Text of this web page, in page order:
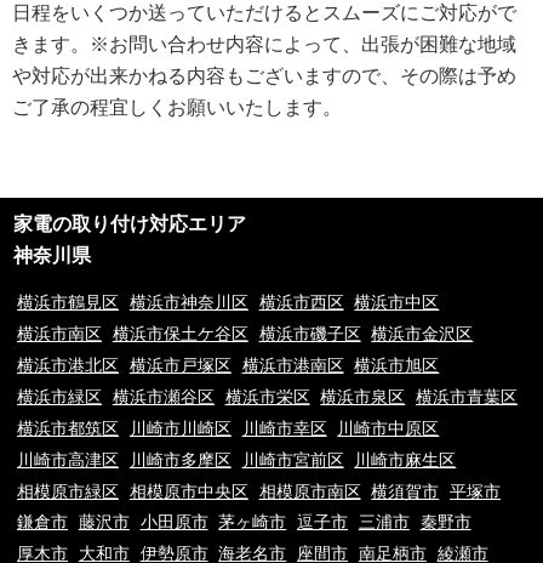
※以上の方針を改定することがあります。その場合、すべての改定は当ウェ
ブページにて通知致します。
ご利用規約
①ご訪問予約後のご訪問前のキャンセルは、キャンセル料5,500円(税込)を
③荒天（大雨・大雪・強風など）の場合は、作業日を変更させていただく場
合もございます。あらかじめご了承下さい。
下見をさせて頂くにあたり下見料として5,500円(税込)を申し受けます。
⑤下見当日に作業が出来ない場合は下見料金5,500円(税込)を申し受けま
す。また下見にお伺いした作業員が承ることが出来ない作業内容と判断した
場合も、5,500円(税込)を申し受けます。
⑥料金提示について、お電話やメッセージでのご案内の料金と現場を拝見さ
ムは一切お受け付けておりません。※現場の環境やお客様のご依頼内容によ
って料金が変動するため
⑦9時00分～20時00分以外の出張をご希望の場合は特別出張料がかかりま
⑧当サイトはお客様に登録業者を紹介するサービスです。
⑨お客様と当サイト登録業者でトラブルになった場合、当サイトは一切責任
日程をいくつか送っていただけるとスムーズにご対応がで
きます。※お問い合わせ内容によって、出張が困難な地域
や対応が出来かねる内容もございますので、その際は予め
ご了承の程宜しくお願いいたします。
家電の取り付け対応エリア
神奈川県
横浜市鶴見区 横浜市神奈川区 横浜市西区 横浜市中区
横浜市南区 横浜市保土ケ谷区 横浜市磯子区 横浜市金沢区
横浜市港北区 横浜市戸塚区 横浜市港南区 横浜市旭区
横浜市緑区 横浜市瀬谷区 横浜市栄区 横浜市泉区 横浜市青葉区
横浜市都筑区
川崎市川崎区 川崎市幸区
川崎市中原区
川崎市高津区
川崎市多摩区 川崎市宮前区
川崎市麻生区
相模原市緑区 相模原市中央区 相模原市南区 横須賀市 平塚市
鎌倉市 藤沢市 小田原市 茅ヶ崎市 逗子市 三浦市 秦野市
厚木市
大和市 伊勢原市 海老名市 座間市 南足柄市 綾瀬市